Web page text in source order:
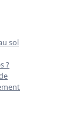
sol
?